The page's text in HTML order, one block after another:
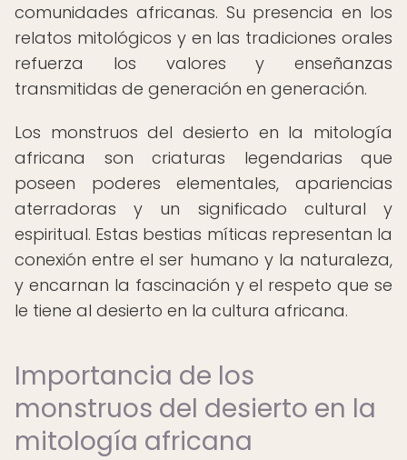
comunidades africanas. Su presencia en los
relatos mitológicos y en las tradiciones orales
refuerza los valores y enseñanzas
transmitidas de generación en generación.
Los monstruos del desierto en la mitología
africana son criaturas legendarias que
poseen poderes elementales, apariencias
aterradoras y un significado cultural y
espiritual. Estas bestias míticas representan la
conexión entre el ser humano y la naturaleza,
y encarnan la fascinación y el respeto que se
le tiene al desierto en la cultura africana.
Importancia de los
monstruos del desierto en la
mitología africana